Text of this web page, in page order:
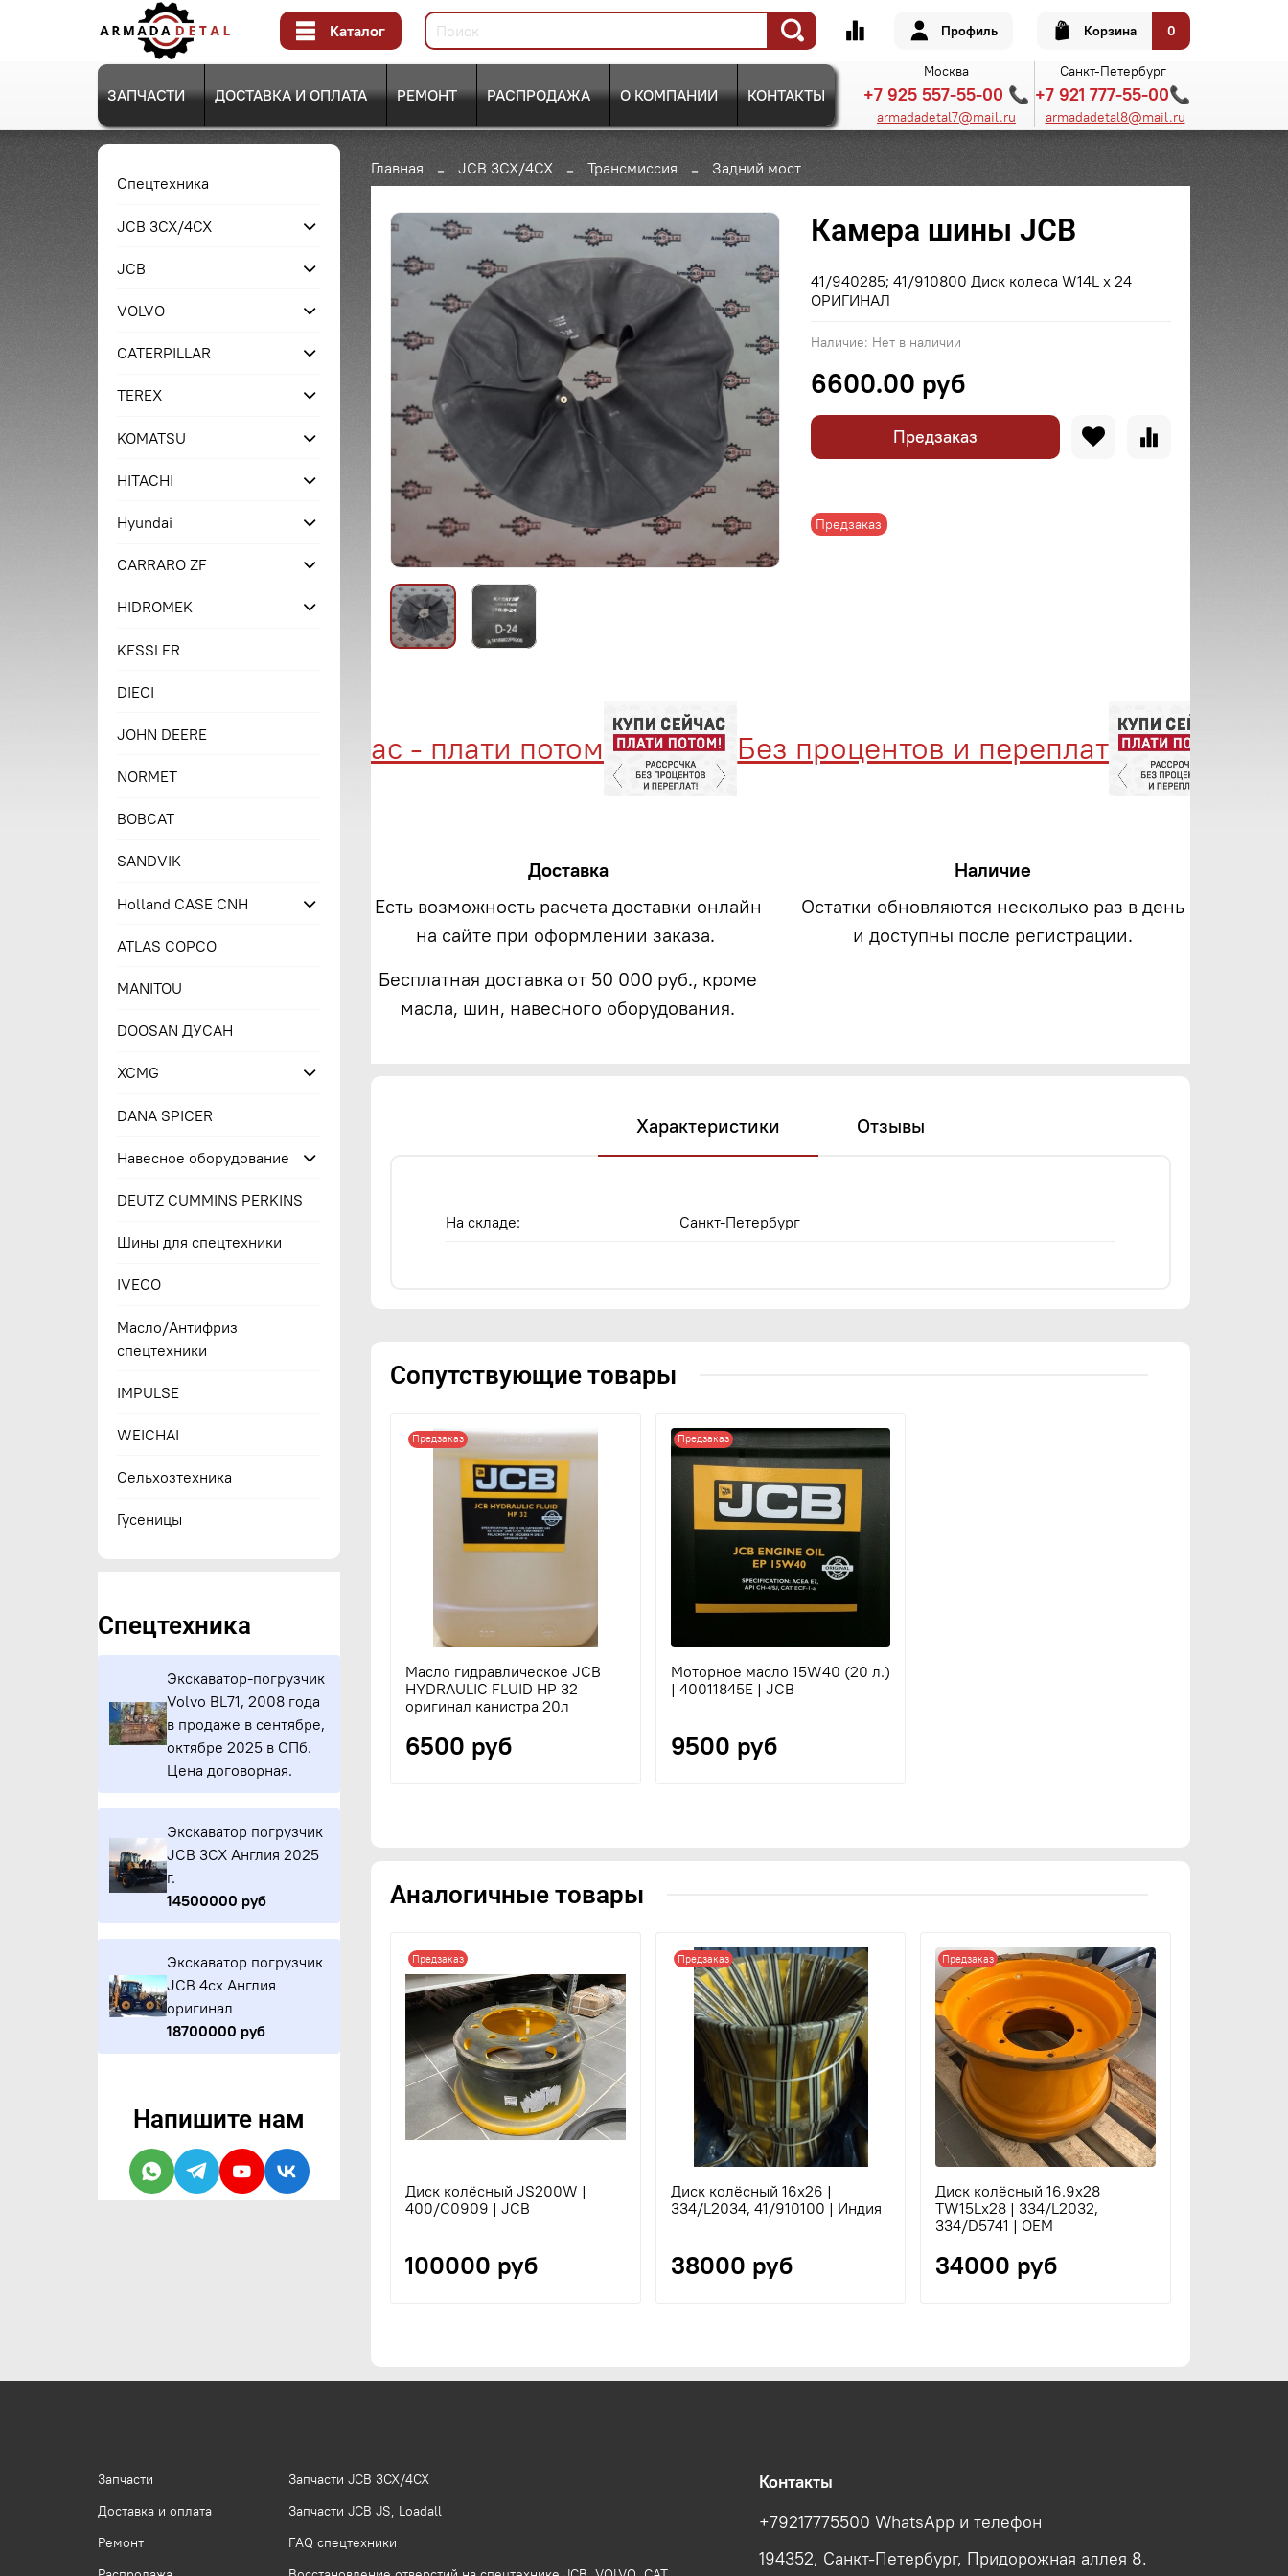
Каталог Профиль Корзина 0
ЗАПЧАСТИ ДОСТАВКА И ОПЛАТА РЕМОНТ РАСПРОДАЖА О КОМПАНИИ КОНТАКТЫ
Москва Санкт-Петербург
+7 925 557-55-00 📞 +7 921 777-55-00📞
armadadetal7@mail.ru armadadetal8@mail.ru
Главная JCB 3CX/4CX Трансмиссия Задний мост
Наличие: Нет в наличии
Предзаказ
Камера шины JCB
6600.00 руб
Предзаказ
41/940285; 41/910800 Диск колеса W14L x 24
ОРИГИНАЛ
Купи сейчас - плати потом Без процентов и переплат
Доставка
Есть возможность расчета доставки онлайн
на сайте при оформлении заказа.
Бесплатная доставка от 50 000 руб., кроме
масла, шин, навесного оборудования.
Наличие
Остатки обновляются несколько раз в день
и доступны после регистрации.
Характеристики Отзывы
На складе: Санкт-Петербург
Сопутствующие товары
Предзаказ
Масло гидравлическое JCB
HYDRAULIC FLUID HP 32
оригинал канистра 20л
6500 руб
Предзаказ
Моторное масло 15W40 (20 л.)
| 40011845E | JCB
9500 руб
Аналогичные товары
Предзаказ
Диск колёсный JS200W |
400/C0909 | JCB
100000 руб
Предзаказ
Диск колёсный 16х26 |
334/L2034, 41/910100 | Индия
38000 руб
Предзаказ
Диск колёсный 16.9х28
TW15Lx28 | 334/L2032,
334/D5741 | OEM
34000 руб
Спецтехника
JCB 3CX/4CX
JCB
VOLVO
CATERPILLAR
TEREX
KOMATSU
HITACHI
Hyundai
CARRARO ZF
HIDROMEK
KESSLER
DIECI
JOHN DEERE
NORMET
BOBCAT
SANDVIK
Holland CASE CNH
ATLAS COPCO
MANITOU
DOOSAN ДУСАН
XCMG
DANA SPICER
Навесное оборудование
DEUTZ CUMMINS PERKINS
Шины для спецтехники
IVECO
Масло/Антифриз
спецтехники
IMPULSE
WEICHAI
Сельхозтехника
Гусеницы
Спецтехника
Экскаватор-погрузчик
Volvo BL71, 2008 года
в продаже в сентябре,
октябре 2025 в СПб.
Цена договорная.
Экскаватор погрузчик
JCB 3CX Англия 2025
г.
14500000 руб
Экскаватор погрузчик
JCB 4cx Англия
оригинал
18700000 руб
Напишите нам
Запчасти
Доставка и оплата
Ремонт
Запчасти JCB 3CX/4CX
Запчасти JCB JS, Loadall
FAQ спецтехники
Контакты
+79217775500 WhatsApp и телефон
194352, Санкт-Петербург, Придорожная аллея 8.